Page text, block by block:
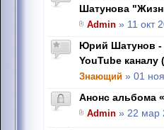
Шатунова
Admin » 11 окт
Юрий Шатунов
YouTube каналу
Знающий » 01
Анонс альбома
Admin » 22 мар